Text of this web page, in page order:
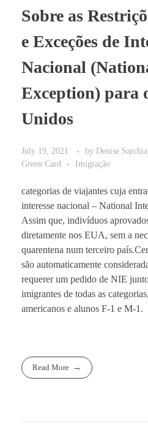
Sobre as
e Exceções de
Nacional
Exception) para
Unidos
July 19, 2021 by Denise
Green Card
Imigração
categorias de viajantes cuja
interesse nacional – National
Assim que, indivíduos
diretamente nos EUA, sem a
quarentena num terceiro
são automaticamente
requerer um pedido de NIE
imigrantes de todas as
americanos e alunos F-1 e M-1.
Read More